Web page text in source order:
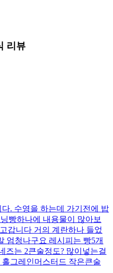
리뷰
. 수영을 하는데 가기전에 밥
빵하나에 내용물이 많아보
갑니다 거의 계란하나 들었
엄청나구요 레시피는 빵5개
즈는 2큰술정도? 많이넣는걸
그레인머스터드 작은큰술